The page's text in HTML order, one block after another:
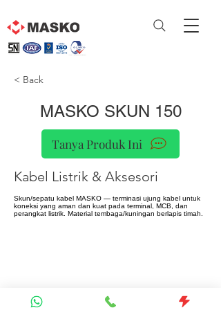
< Back
MASKO SKUN 150
Tanya Produk Ini
Kabel Listrik & Aksesori
Skun/sepatu kabel MASKO — terminasi ujung kabel untuk
koneksi yang aman dan kuat pada terminal, MCB, dan
perangkat listrik. Material tembaga/kuningan berlapis timah.